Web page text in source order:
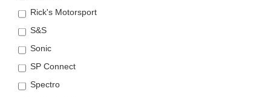
Rick's Motorsport
S&S
Sonic
SP Connect
Spectro